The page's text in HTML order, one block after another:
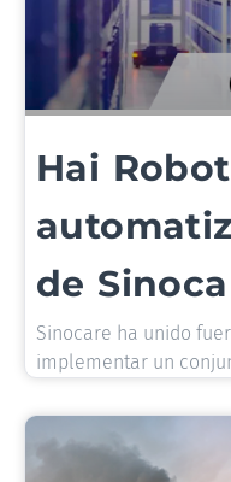
Hai
de
Sinocare ha unido
implementar un